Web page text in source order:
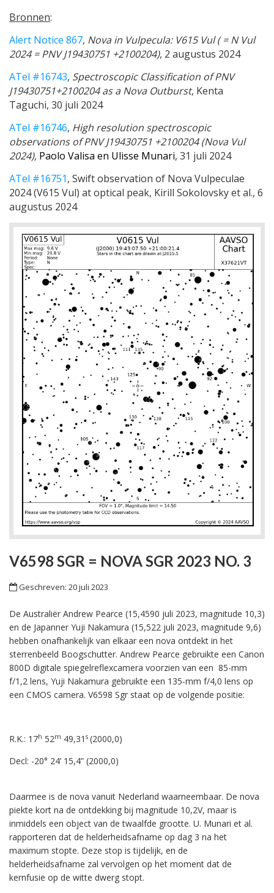
Bronnen:
Alert Notice 867, Nova in Vulpecula: V615 Vul ( = N Vul
2024 = PNV J19430751 +2100204), 2 augustus 2024
ATel #16743, Spectroscopic Classification of PNV
J19430751+2100204 as a Nova Outburst, Kenta
Taguchi, 30 juli 2024
ATel #16746, High resolution spectros­copic
observations of PNV J19430751 +2100204 (Nova Vul
2024), Paolo Valisa en Ulisse Munari, 31 juli 2024
ATel #16751, Swift observation of Nova Vulpeculae
2024 (V615 Vul) at optical peak, Kirill Sokolovsky et al., 6
augustus 2024
V6598 SGR = NOVA SGR 2023 NO. 3
Geschreven: 20 juli 2023
De Australiër Andrew Pearce (15,4590 juli 2023, magnitude 10,3)
en de Japanner Yuji Nakamura (15,522 juli 2023, magnitude 9,6)
hebben onafhankelijk van elkaar een nova ontdekt in het
sterrenbeeld Boogschutter. Andrew Pearce gebruikte een Canon
800D digitale spiegelreflexcamera voorzien van een 85-mm
f/1,2 lens, Yuji Nakamura gebruikte een 135-mm f/4,0 lens op
een CMOS camera. V6598 Sgr staat op de volgende positie:
R.K.: 17h 52m 49,31 s (2000,0)
Decl: -20° 24’ 15,4” (2000,0)
Daarmee is de nova vanuit Nederland waarneembaar. De nova
piekte kort na de ontdekking bij magnitude 10,2V, maar is
inmiddels een object van de twaalfde grootte. U. Munari et al.
rapporteren dat de helderheidsafname op dag 3 na het
maximum stopte. Deze stop is tijdelijk, en de
helderheidsafname zal vervolgen op het moment dat de
kernfusie op de witte dwerg stopt.